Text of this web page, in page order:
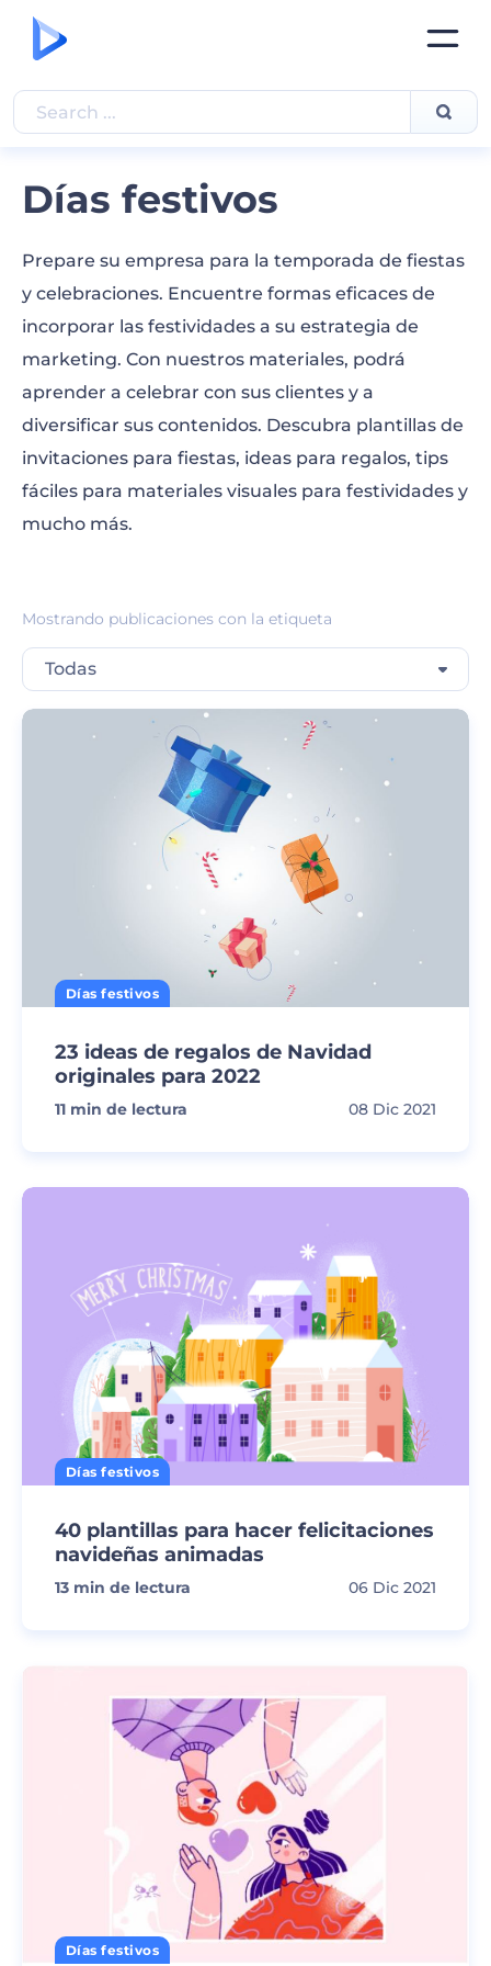
Días festivos
Prepare su empresa para la temporada de fiestas
y celebraciones. Encuentre formas eficaces de
incorporar las festividades a su estrategia de
marketing. Con nuestros materiales, podrá
aprender a celebrar con sus clientes y a
diversificar sus contenidos. Descubra plantillas de
invitaciones para fiestas, ideas para regalos, tips
fáciles para materiales visuales para festividades y
mucho más.
Mostrando publicaciones con la etiqueta
Todas
Días festivos
23 ideas de regalos de Navidad
originales para 2022
11 min de lectura 08 Dic 2021
Días festivos
40 plantillas para hacer felicitaciones
navideñas animadas
13 min de lectura 06 Dic 2021
Días festivos